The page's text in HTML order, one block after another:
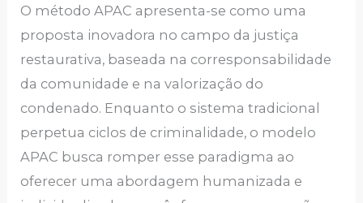
O método APAC apresenta-se como uma
proposta inovadora no campo da justiça
restaurativa, baseada na corresponsabilidade
da comunidade e na valorização do
condenado. Enquanto o sistema tradicional
perpetua ciclos de criminalidade, o modelo
APAC busca romper esse paradigma ao
oferecer uma abordagem humanizada e